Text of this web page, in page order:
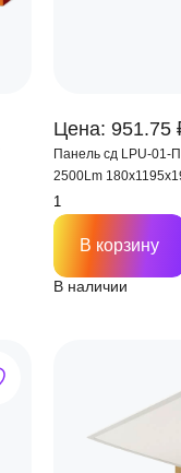
Цена: 951.75
Панель сд LPU-
2500Lm
В наличии
В корзину